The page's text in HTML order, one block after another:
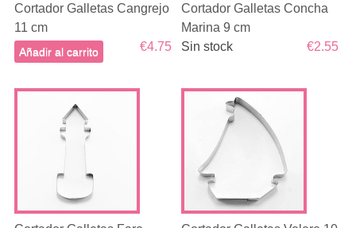
Cortador Galletas Cangrejo
11 cm
€4.75
Añadir al carrito
Cortador Galletas Concha
Marina 9 cm
€2.55
Sin stock